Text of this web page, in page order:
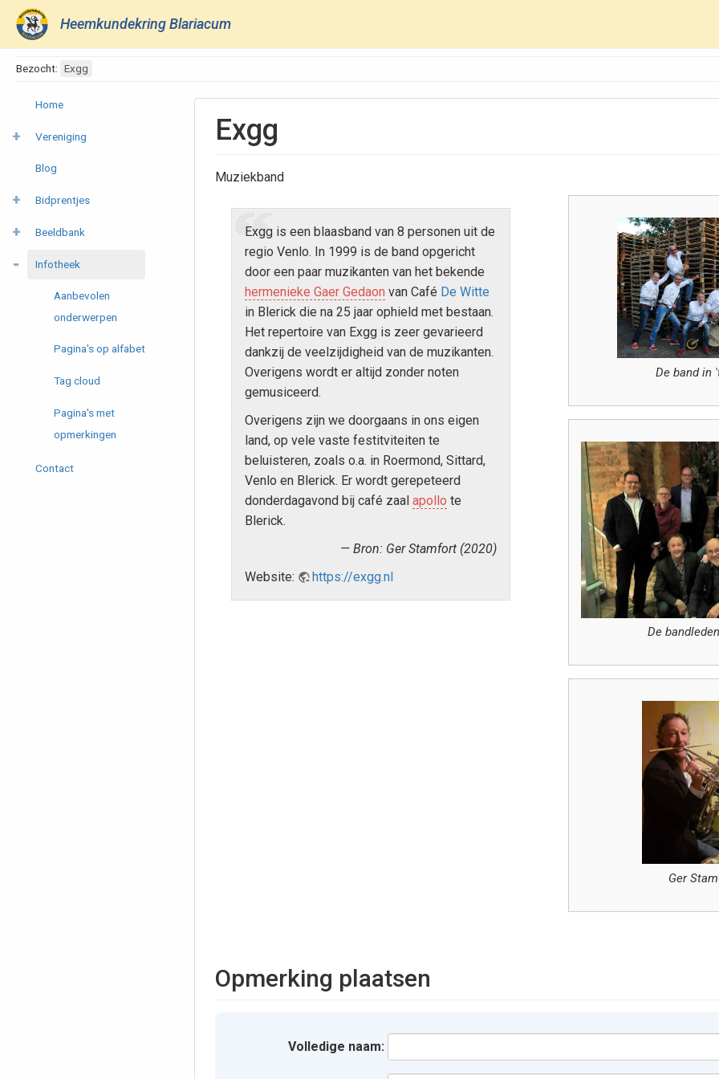
Heemkundekring Blariacum
Bezocht: Exgg
Home
Vereniging
Blog
Bidprentjes
Beeldbank
Infotheek
Aanbevolen
onderwerpen
Pagina's op alfabet
Tag cloud
Pagina's met
opmerkingen
Contact
Exgg
Muziekband
Exgg is een blaasband van 8 personen uit de
regio Venlo. In 1999 is de band opgericht
door een paar muzikanten van het bekende
hermenieke Gaer Gedaon van Café De Witte
in Blerick die na 25 jaar ophield met bestaan.
Het repertoire van Exgg is zeer gevarieerd
dankzij de veelzijdigheid van de muzikanten.
Overigens wordt er altijd zonder noten
gemusiceerd.
Overigens zijn we doorgaans in ons eigen
land, op vele vaste festitviteiten te
beluisteren, zoals o.a. in Roermond, Sittard,
Venlo en Blerick. Er wordt gerepeteerd
donderdagavond bij café zaal apollo te
Blerick.
Bron: Ger Stamfort (2020)
Website:
https://exgg.nl
De band in
De
Ger
Opmerking plaatsen
Volledige naam: